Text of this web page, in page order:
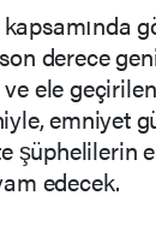
derece
ele
emniyet
şüphelilerin
edecek.